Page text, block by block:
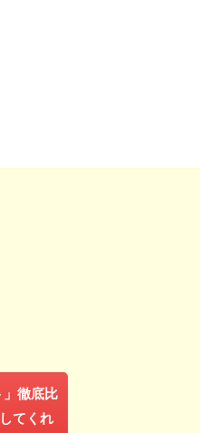
」徹底比
てくれ